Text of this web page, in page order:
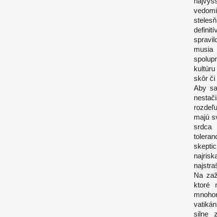
skôr či
Aby
majú
srdca
Na
ktoré
silne